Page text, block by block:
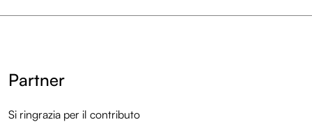
Partner
Si ringrazia per il contributo